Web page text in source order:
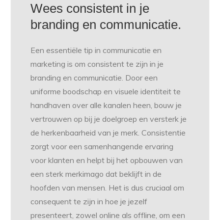
Wees consistent in je
branding en communicatie.
Een essentiële tip in communicatie en
marketing is om consistent te zijn in je
branding en communicatie. Door een
uniforme boodschap en visuele identiteit te
handhaven over alle kanalen heen, bouw je
vertrouwen op bij je doelgroep en versterk je
de herkenbaarheid van je merk. Consistentie
zorgt voor een samenhangende ervaring
voor klanten en helpt bij het opbouwen van
een sterk merkimago dat beklijft in de
hoofden van mensen. Het is dus cruciaal om
consequent te zijn in hoe je jezelf
presenteert, zowel online als offline, om een